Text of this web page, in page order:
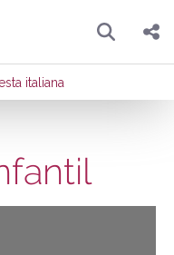
Pesquisar
Compartilhar
Enviar por Whatsapp
Publicar no Facebook
italiana